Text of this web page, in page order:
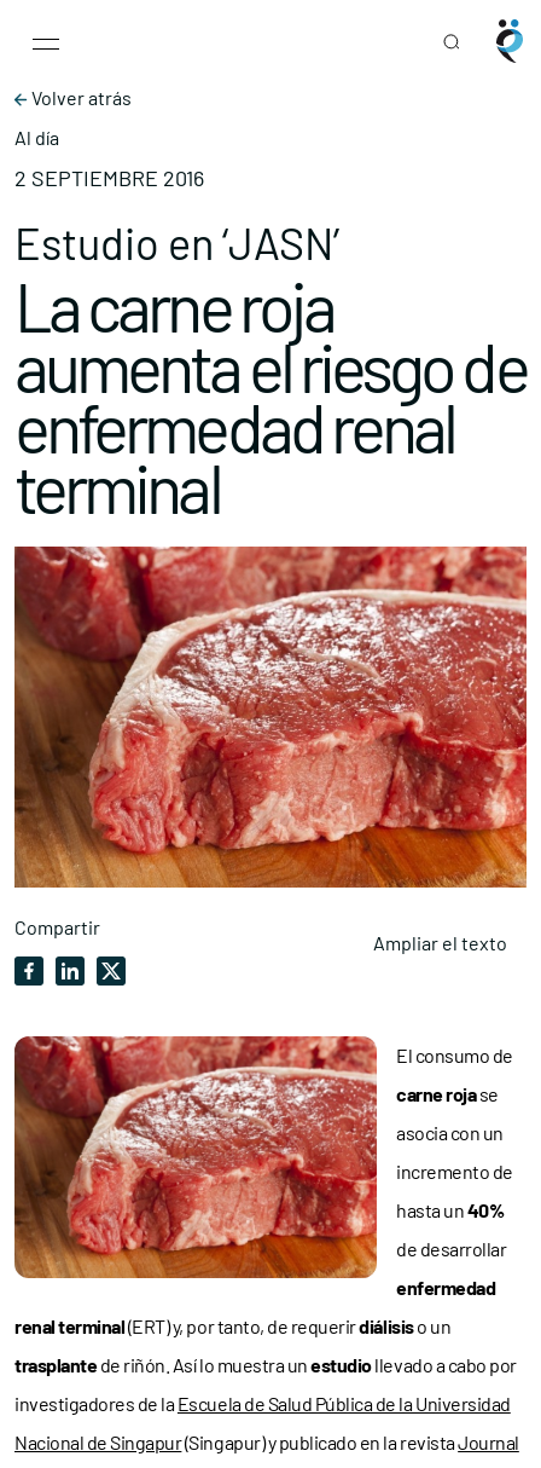
Main Navigation
Volver atrás
Al día
2 SEPTIEMBRE 2016
Estudio en ‘JASN’
La carne roja
aumenta el riesgo de
enfermedad renal
terminal
Compartir
Ampliar el texto
El consumo de
carne rojase
asocia con un
incremento de
hasta un40%
de desarrollar
enfermedad
renal terminal(ERT) y, por tanto, de requerirdiálisiso un
trasplantede riñón. Así lo muestra unestudiollevado a cabo por
investigadores de laEscuela de Salud Pública de la Universidad
Nacional de Singapur(Singapur) y publicado en la revistaJournal